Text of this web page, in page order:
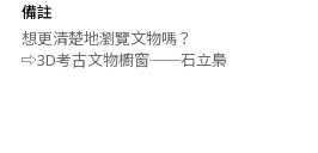
備註
想更清楚地瀏覽文物嗎？
⇨3D考古文物櫥窗──石立梟